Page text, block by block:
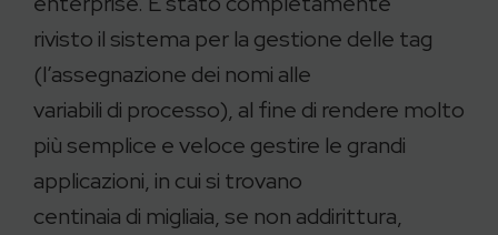
rivisto il sistema per la gestione delle tag
(l’assegnazione dei nomi alle
variabili di processo), al fine di rendere molto
più semplice e veloce gestire le grandi
applicazioni, in cui si trovano
centinaia di migliaia, se non addirittura,